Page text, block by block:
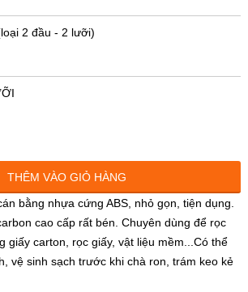
2 đầu - 2 lưỡi)
THÊM VÀO GIỎ HÀNG
bằng nhựa cứng ABS, nhỏ gọn, tiện dụng.
cao cấp rất bén. Chuyên dùng để rọc
giấy carton, rọc giấy, vật liệu mềm...Có thể
vệ sinh sạch trước khi chà ron, trám keo kẻ